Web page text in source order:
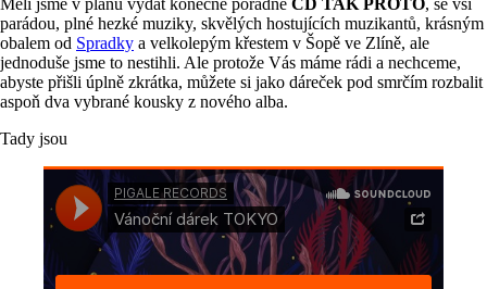
Měli jsme v plánu vydat konečně pořádné CD TAK PROTO, se vší
parádou, plné hezké muziky, skvělých hostujících muzikantů, krásným
obalem od Spradky a velkolepým křestem v Šopě ve Zlíně, ale
jednoduše jsme to nestihli. Ale protože Vás máme rádi a nechceme,
abyste přišli úplně zkrátka, můžete si jako dáreček pod smrčím rozbalit
aspoň dva vybrané kousky z nového alba.
Tady jsou